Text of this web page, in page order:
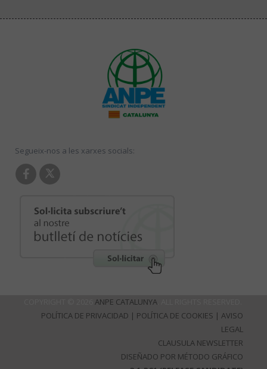
Segueix-nos a les xarxes socials:
ANPE CATALUNYA
POLÍTICA DE PRIVACIDAD | POLÍTICA DE COOKIES | AVISO
LEGAL
CLAUSULA NEWSLETTER
DISEÑADO POR MÉTODO GRÁFICO